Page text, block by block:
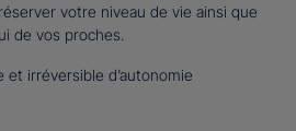
votre niveau de vie ainsi que
de vos proches.
irréversible d’autonomie